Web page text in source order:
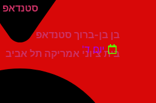
בית ציוני אמריקה תל אביב
בן בן-ברוך סטנדאפ
יום ד'